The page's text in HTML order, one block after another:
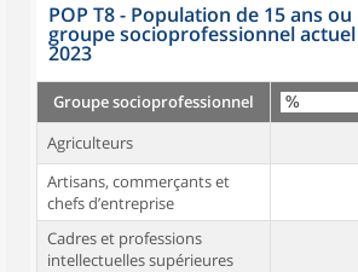
POP T8 - Population de 15 ans
groupe socioprofessionnel
2023
Groupe socioprofessionnel
Agriculteurs
Artisans, commerçants et
chefs d’entreprise
Cadres et professions
intellectuelles supérieures